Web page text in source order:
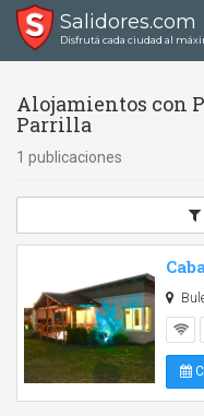
Salidores.com
Disfrutá cada ciudad al
Alojamientos con
Parrilla
1 publicaciones